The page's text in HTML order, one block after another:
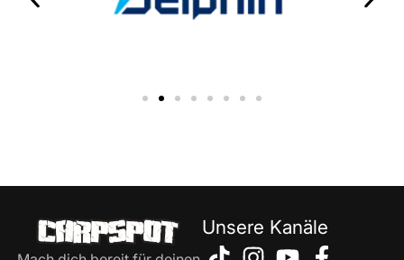
Unsere Kanäle